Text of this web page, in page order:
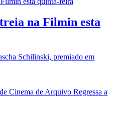
na Filmin esta
Schilinski, premiado em